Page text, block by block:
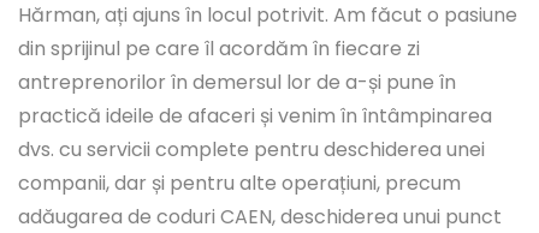
Hărman, ați ajuns în locul potrivit. Am făcut o pasiune
din sprijinul pe care îl acordăm în fiecare zi
antreprenorilor în demersul lor de a-și pune în
practică ideile de afaceri și venim în întâmpinarea
dvs. cu servicii complete pentru deschiderea unei
companii, dar și pentru alte operațiuni, precum
adăugarea de coduri CAEN, deschiderea unui punct